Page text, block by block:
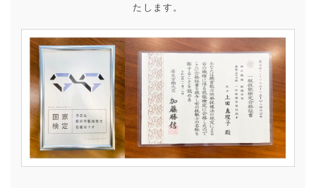
たします。